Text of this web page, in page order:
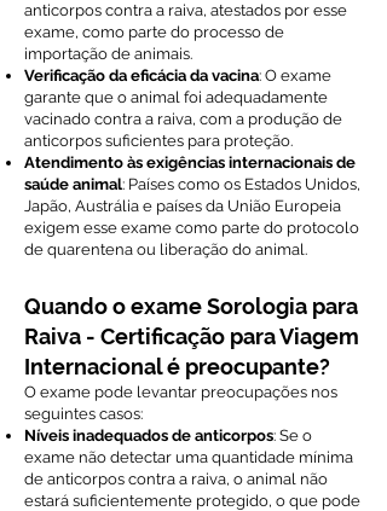
anticorpos contra a raiva, atestados por esse
exame, como parte do processo de
importação de animais.
Verificação da eficácia da vacina: O exame
garante que o animal foi adequadamente
vacinado contra a raiva, com a produção de
anticorpos suficientes para proteção.
Atendimento às exigências internacionais de
saúde animal: Países como os Estados Unidos,
Japão, Austrália e países da União Europeia
exigem esse exame como parte do protocolo
de quarentena ou liberação do animal.
Quando o exame Sorologia para
Raiva - Certificação para Viagem
Internacional é preocupante?
O exame pode levantar preocupações nos
seguintes casos:
Níveis inadequados de anticorpos: Se o
exame não detectar uma quantidade mínima
de anticorpos contra a raiva, o animal não
estará suficientemente protegido, o que pode